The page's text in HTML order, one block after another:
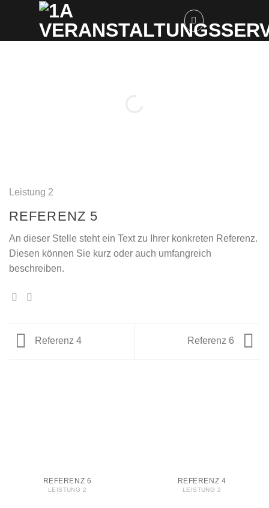
Leistung 2
REFERENZ 5
An dieser Stelle steht ein Text zu Ihrer konkreten Referenz.
Diesen können Sie kurz oder auch umfangreich
beschreiben.
Referenz 4 Referenz 6
REFERENZ 6
LEISTUNG 2
REFERENZ 4
LEISTUNG 2